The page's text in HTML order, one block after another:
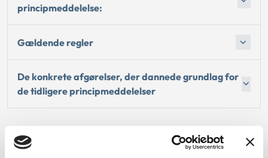
principmeddelelse:
Gældende regler
De konkrete afgørelser, der dannede grundlag for
de tidligere principmeddelelser